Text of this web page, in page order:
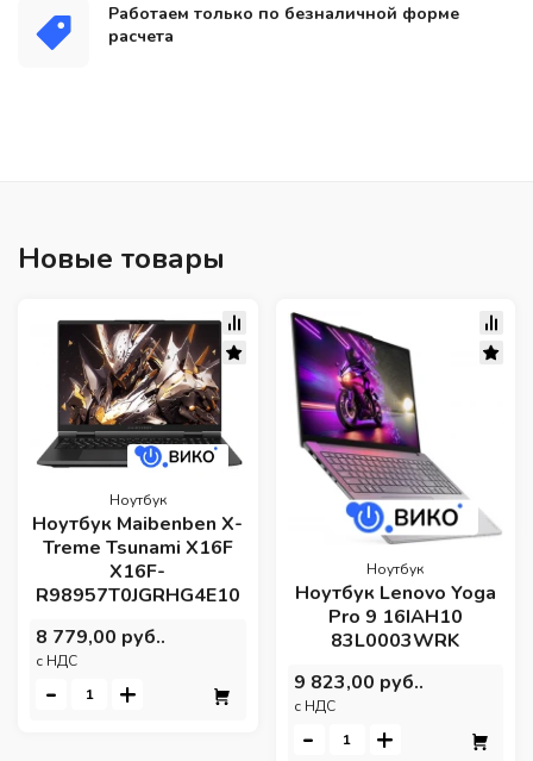
Работаем только по безналичной форме
расчета
Новые товары
Ноутбук
Ноутбук Maibenben X-
Treme Tsunami X16F
X16F-
R98957T0JGRHG4E10
8 779,00 руб..
c НДС
- +
Ноутбук
Ноутбук Lenovo Yoga
Pro 9 16IAH10
83L0003WRK
9 823,00 руб..
c НДС
- +